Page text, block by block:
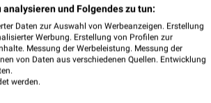
und Folgendes zu tun:
Daten zur Auswahl von Werbeanzeigen. Erstellung
Werbung. Erstellung von Profilen zur
Messung der Werbeleistung. Messung der
von Daten aus verschiedenen Quellen. Entwicklung
werden.